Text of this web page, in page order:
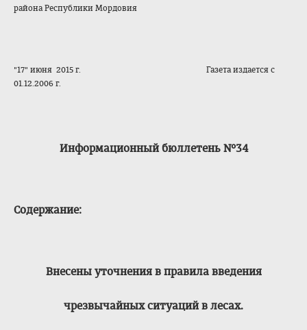
района Республики Мордовия
"17" июня 2015 г. Газета издается с
01.12.2006 г.
Информационный бюллетень №34
Содержание:
Внесены уточнения в правила введения
чрезвычайных ситуаций в лесах.